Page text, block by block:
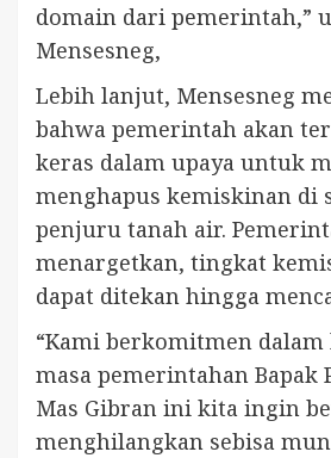
domain dari pemerintah,”
Mensesneg,
Lebih lanjut, Mensesneg
bahwa pemerintah akan
keras dalam upaya untuk
menghapus kemiskinan di
penjuru tanah air.
menargetkan, tingkat
dapat ditekan hingga
“Kami berkomitmen
masa pemerintahan Bapak
Mas Gibran ini kita ingin
menghilangkan sebisa